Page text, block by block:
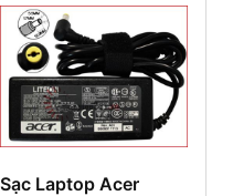
Sạc Laptop Acer